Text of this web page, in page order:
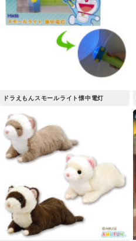
ドラえもんスモールライト懐中電灯